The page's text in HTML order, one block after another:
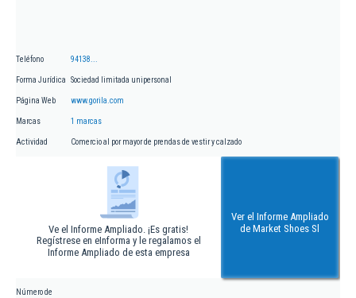
Teléfono 94138...
Forma Jurídica Sociedad limitada unipersonal
Página Web www.gorila.com
Marcas 1 marcas
Actividad Comercio al por mayor de prendas de vestir y calzado
Ve el Informe Ampliado. ¡Es gratis!
Regístrese en eInforma y le regalamos el
Informe Ampliado de esta empresa
Ver el Informe Ampliado
de Market Shoes Sl
Número de